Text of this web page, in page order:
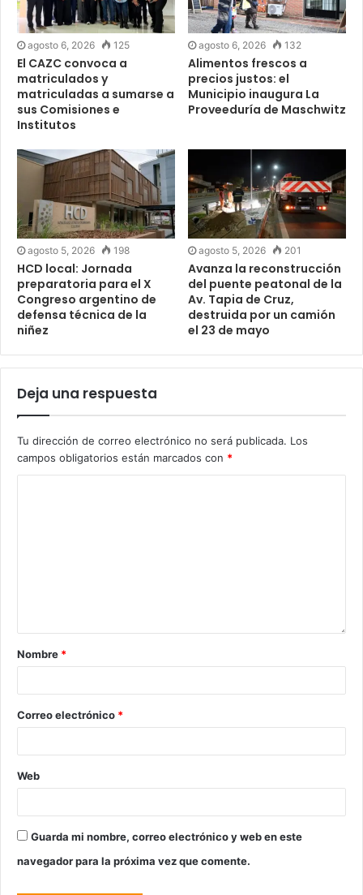
agosto 6, 2026 125
El CAZC convoca a
matriculados y
matriculadas a sumarse a
sus Comisiones e
Institutos
agosto 6, 2026 132
Alimentos frescos a
precios justos: el
Municipio inaugura La
Proveeduría de Maschwitz
agosto 5, 2026 198
HCD local: Jornada
preparatoria para el X
Congreso argentino de
defensa técnica de la
niñez
agosto 5, 2026 201
Avanza la reconstrucción
del puente peatonal de la
Av. Tapia de Cruz,
destruida por un camión
el 23 de mayo
Deja una respuesta
Tu dirección de correo electrónico no será publicada. Los
campos obligatorios están marcados con *
Nombre *
Correo electrónico *
Web
Guarda mi nombre, correo electrónico y web en este
navegador para la próxima vez que comente.